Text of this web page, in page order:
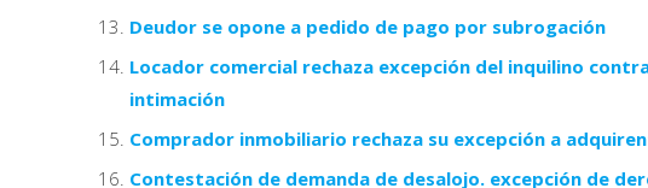
Deudor se opone a pedido de pago por subrogación
Locador comercial rechaza excepción del inquilino
intimación
Comprador inmobiliario rechaza su excepción a
Contestación de demanda de desalojo. excepción de